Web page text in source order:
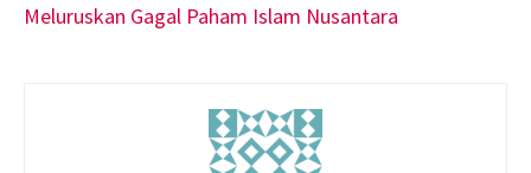
Meluruskan Gagal Paham Islam Nusantara